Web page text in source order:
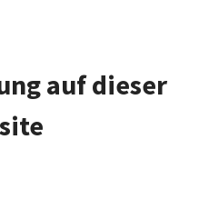
auf dieser